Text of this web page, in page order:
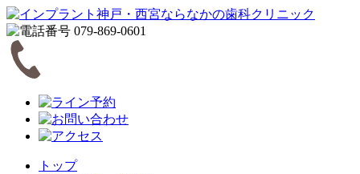
トップ